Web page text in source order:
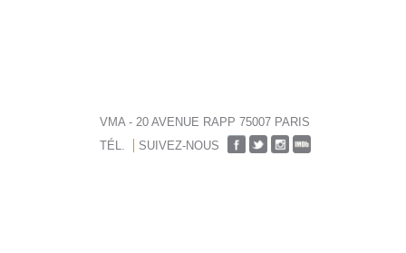
VMA - 20 AVENUE RAPP 75007 PARIS
TÉL.
SUIVEZ-NOUS